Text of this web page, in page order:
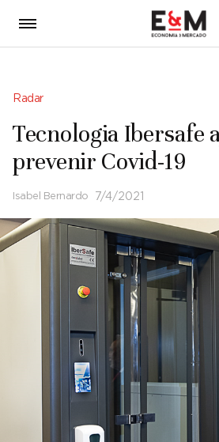
Radar
Tecnologia Ibersafe
prevenir Covid-19
Isabel Bernardo 7/4/2021